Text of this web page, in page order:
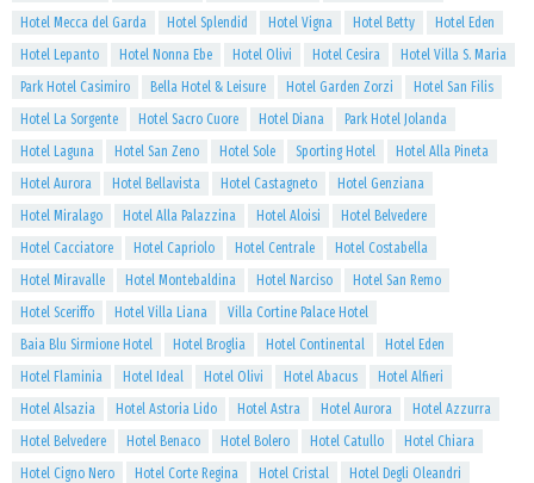
Hotel Mecca del Garda Hotel Splendid Hotel Vigna Hotel Betty
Hotel Eden
Hotel Lepanto
Hotel Nonna Ebe Hotel Olivi Hotel Cesira
Hotel Villa S. Maria
Park Hotel Casimiro
Bella Hotel & Leisure Hotel Garden Zorzi
Hotel San Filis
Hotel La Sorgente
Hotel Sacro Cuore Hotel Diana
Park Hotel Jolanda
Hotel Laguna
Hotel San Zeno Hotel Sole Sporting Hotel
Hotel Alla Pineta
Hotel Aurora
Hotel Bellavista Hotel Castagneto
Hotel Genziana
Hotel Miralago
Hotel Alla Palazzina Hotel Aloisi
Hotel Belvedere
Hotel Cacciatore
Hotel Capriolo Hotel Centrale
Hotel Costabella
Hotel Miravalle
Hotel Montebaldina Hotel Narciso
Hotel San Remo
Hotel Sceriffo
Hotel Villa Liana
Villa Cortine Palace Hotel
Baia Blu Sirmione Hotel
Hotel Broglia Hotel Continental
Hotel Eden
Hotel Flaminia
Hotel Ideal Hotel Olivi Hotel Abacus
Hotel Alfieri
Hotel Alsazia
Hotel Astoria Lido Hotel Astra Hotel Aurora
Hotel Azzurra
Hotel Belvedere
Hotel Benaco Hotel Bolero Hotel Catullo
Hotel Chiara
Hotel Cigno Nero
Hotel Corte Regina Hotel Cristal
Hotel Degli Oleandri